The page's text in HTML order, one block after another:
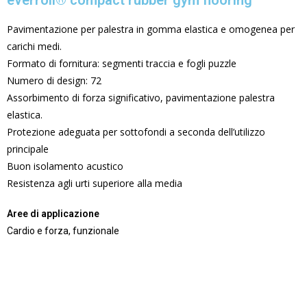
Pavimentazione per palestra in gomma elastica e omogenea per
carichi medi.
Formato di fornitura: segmenti traccia e fogli puzzle
Numero di design: 72
Assorbimento di forza significativo, pavimentazione palestra
elastica.
Protezione adeguata per sottofondi a seconda dell’utilizzo
principale
Buon isolamento acustico
Resistenza agli urti superiore alla media
Aree di applicazione
Cardio e forza, funzionale